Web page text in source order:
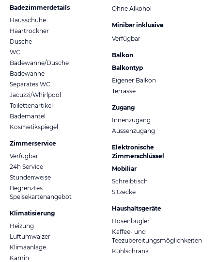
Badezimmerdetails
Hausschuhe
Haartrockner
Dusche
WC
Badewanne/Dusche
Badewanne
Separates WC
Jacuzzi/Whirlpool
Toilettenartikel
Bademantel
Kosmetikspiegel
Zimmerservice
Verfügbar
24h Service
Stundenweise
Begrenztes
Speisekartenangebot
Klimatisierung
Heizung
Luftumwälzer
Klimaanlage
Kamin
Ohne Alkohol
Minibar inklusive
Verfügbar
Balkon
Balkontyp
Eigener Balkon
Terrasse
Zugang
Innenzugang
Aussenzugang
Elektronische
Zimmerschlüssel
Mobiliar
Schreibtisch
Sitzecke
Haushaltsgeräte
Hosenbügler
Kaffee- und
Teezubereitungsmöglichkeiten
Kühlschrank